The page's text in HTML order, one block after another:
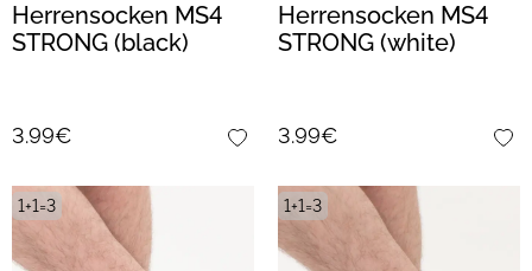
Herrensocken MS4
STRONG (black)
3.99€
Herrensocken MS4
STRONG (white)
3.99€
1+1=3 1+1=3